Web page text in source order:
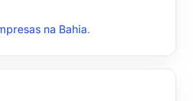
na Bahia.